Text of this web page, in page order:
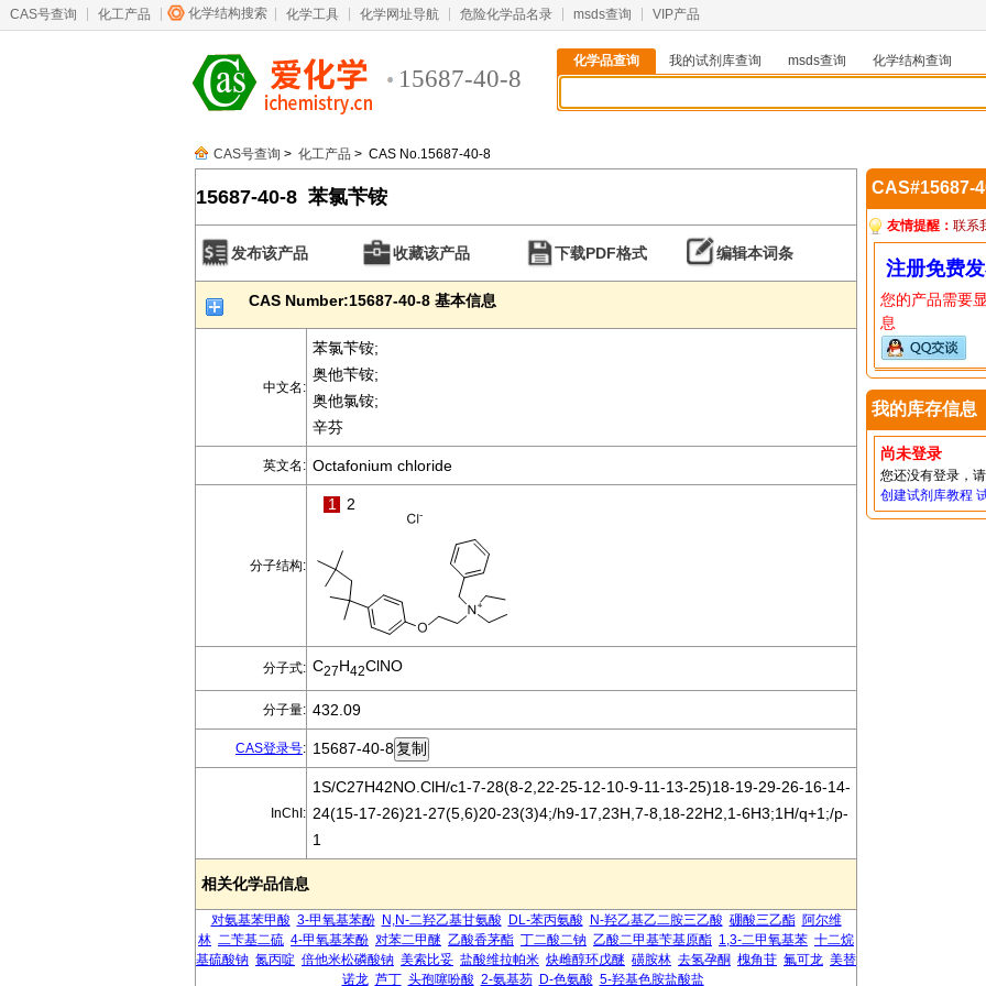
CAS号查询 化工产品 化学结构搜索 化学工具 化学网址导航 危险化学品名录 msds查询 VIP产品
15687-40-8
化学品查询 我的试剂库查询 msds查询
化学结构查询
CAS号查询 > 化工产品 > CAS No.15687-40-8
15687-40-8 苯氯苄铵
发布该产品 收藏该产品 下载PDF格式 编辑本词条
CAS Number:15687-40-8 基本信息
中文名:
苯氯苄铵;
奥他苄铵;
奥他氯铵;
辛芬
英文名: Octafonium chloride
分子结构:
1 2
分子式: C27H42ClNO
分子量: 432.09
CAS登录号: 15687-40-8
InChI:
1S/C27H42NO.ClH/c1-7-28(8-2,22-25-12-10-9-11-13-25)18-19-29-26-16-14-
24(15-17-26)21-27(5,6)20-23(3)4;/h9-17,23H,7-8,18-22H2,1-6H3;1H/q+1;/p-
1
相关化学品信息
对氨基苯甲酸 3-甲氧基苯酚 N,N-二羟乙基甘氨酸 DL-苯丙氨酸 N-羟乙基乙二胺三乙酸 硼酸三乙酯 阿尔维
林 二苄基二硫 4-甲氧基苯酚 对苯二甲醚 乙酸香茅酯 丁二酸二钠 乙酸二甲基苄基原酯 1,3-二甲氧基苯 十二烷
基硫酸钠 氮丙啶 倍他米松磷酸钠 美索比妥 盐酸维拉帕米 炔雌醇环戊醚 磺胺林 去氢孕酮 槐角苷 氟可龙 美替
诺龙 芦丁 头孢噻吩酸 2-氨基芴 D-色氨酸 5-羟基色胺盐酸盐
CAS#15687-
友情提醒： 联系
注册免费
您的产品需要
息
我的库存信息
尚未登录
您还没有登录，
创建试剂库教程